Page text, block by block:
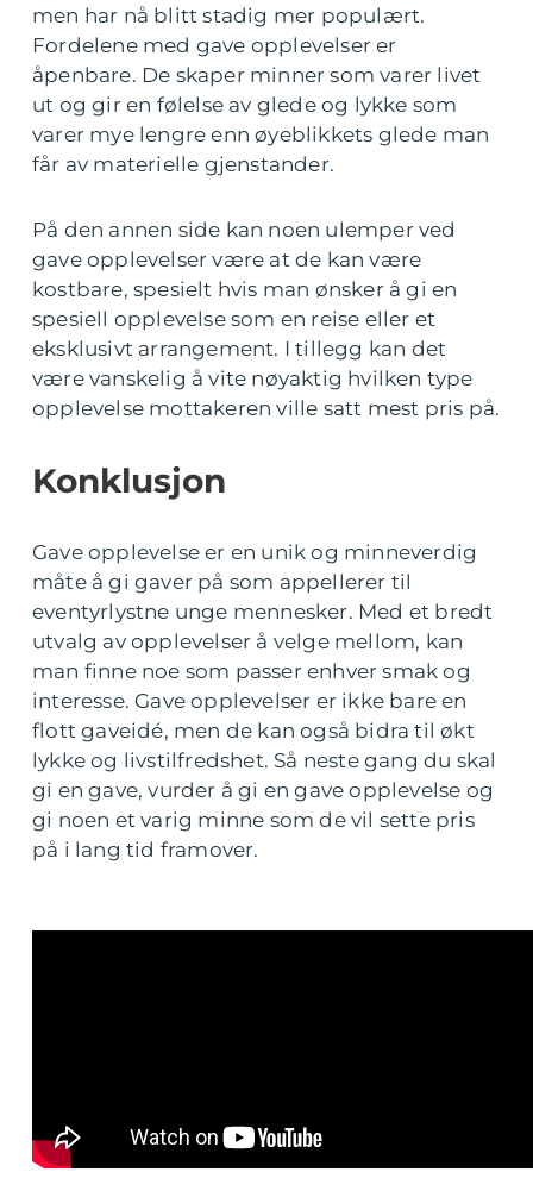
men har nå blitt stadig mer populært.
Fordelene med gave opplevelser er
åpenbare. De skaper minner som varer livet
ut og gir en følelse av glede og lykke som
varer mye lengre enn øyeblikkets glede man
får av materielle gjenstander.
På den annen side kan noen ulemper ved
gave opplevelser være at de kan være
kostbare, spesielt hvis man ønsker å gi en
spesiell opplevelse som en reise eller et
eksklusivt arrangement. I tillegg kan det
være vanskelig å vite nøyaktig hvilken type
opplevelse mottakeren ville satt mest pris på.
Konklusjon
Gave opplevelse er en unik og minneverdig
måte å gi gaver på som appellerer til
eventyrlystne unge mennesker. Med et bredt
utvalg av opplevelser å velge mellom, kan
man finne noe som passer enhver smak og
interesse. Gave opplevelser er ikke bare en
flott gaveidé, men de kan også bidra til økt
lykke og livstilfredshet. Så neste gang du skal
gi en gave, vurder å gi en gave opplevelse og
gi noen et varig minne som de vil sette pris
på i lang tid framover.